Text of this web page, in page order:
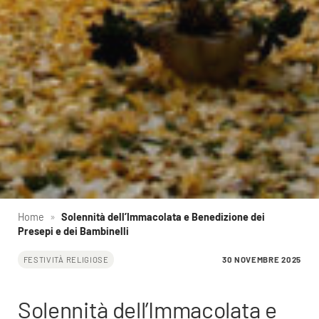
Home » Solennità dell’Immacolata e Benedizione dei
Presepi e dei Bambinelli
FESTIVITÀ RELIGIOSE 30 NOVEMBRE 2025
Solennità dell’Immacolata e